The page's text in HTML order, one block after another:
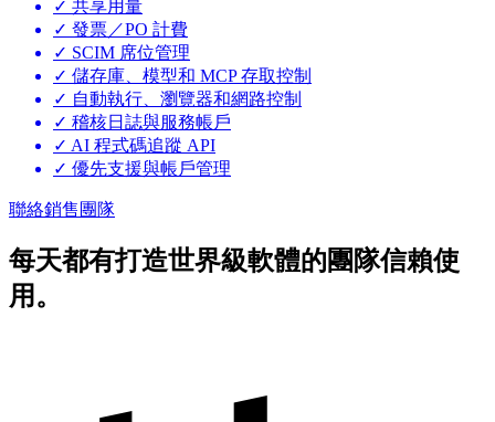
✓ 共享用量
✓ 發票／PO 計費
✓ SCIM 席位管理
✓ 儲存庫、模型和 MCP 存取控制
✓ 自動執行、瀏覽器和網路控制
✓ 稽核日誌與服務帳戶
✓ AI 程式碼追蹤 API
✓ 優先支援與帳戶管理
聯絡銷售團隊
每天都有打造世界級軟體的團隊信賴使
用。